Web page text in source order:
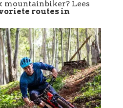
mountainbiker? Lees
routes in